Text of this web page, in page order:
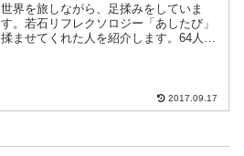
世界を旅しながら、足揉みをしていま
す。若石リフレクソロジー「あしたび」
揉ませてくれた人を紹介します。64人目
2017.09.17